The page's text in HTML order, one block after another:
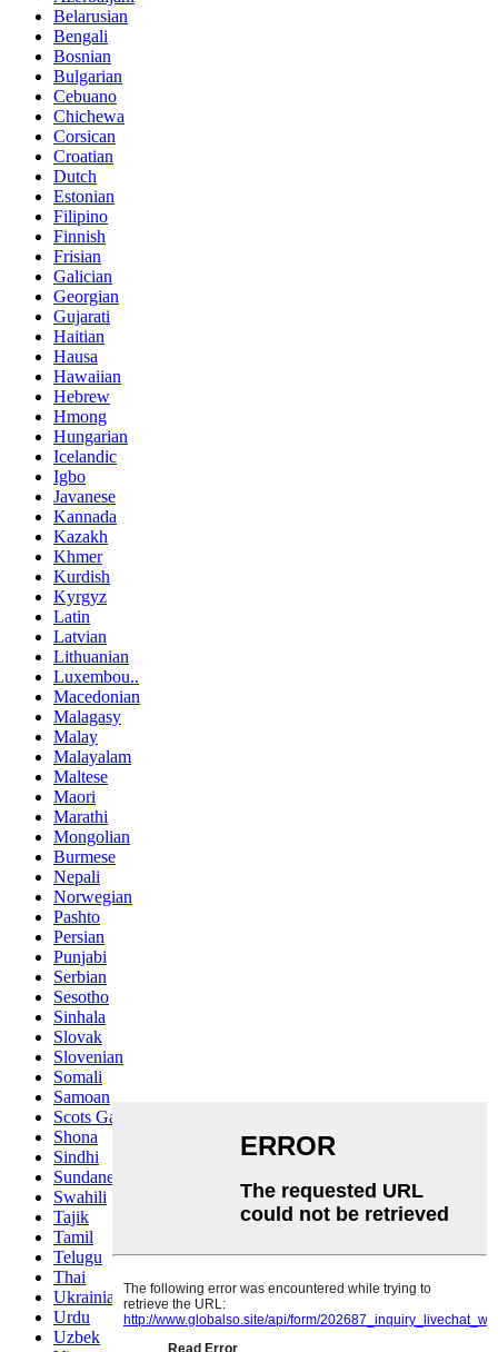
Belarusian
Bengali
Bosnian
Bulgarian
Cebuano
Chichewa
Corsican
Croatian
Dutch
Estonian
Filipino
Finnish
Frisian
Galician
Georgian
Gujarati
Haitian
Hausa
Hawaiian
Hebrew
Hmong
Hungarian
Icelandic
Igbo
Javanese
Kannada
Kazakh
Khmer
Kurdish
Kyrgyz
Latin
Latvian
Lithuanian
Luxembou..
Macedonian
Malagasy
Malay
Malayalam
Maltese
Maori
Marathi
Mongolian
Burmese
Nepali
Norwegian
Pashto
Persian
Punjabi
Serbian
Sesotho
Sinhala
Slovak
Slovenian
Somali
Samoan
Scots Gaelic
Shona
Sindhi
Sundanese
Swahili
Tajik
Tamil
Telugu
Thai
Ukrainian
Urdu
Uzbek